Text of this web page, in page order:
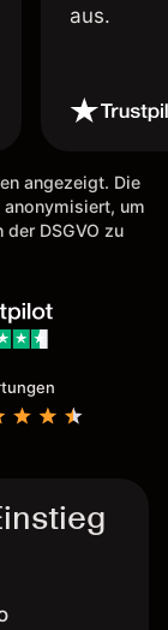
aus.
angezeigt. Die
um
DSGVO zu